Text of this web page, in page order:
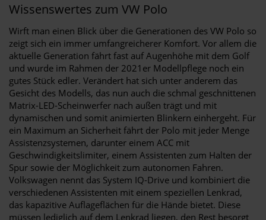
Wissenswertes zum VW Polo
Wirft man einen Blick über die Generationen des VW Polo so
zeigt sich ein immer umfangreicherer Komfort. Vor allem die
aktuelle Generation fährt fast auf Augenhöhe mit dem Golf
und wurde im Rahmen der 2021er Modellpflege noch ein
gutes Stück edler. Verändert hat sich unter anderem das
Gesicht des Modells, das nun auch die schmal geschnittenen
Matrix-LED-Scheinwerfer nach außen trägt und mit
dynamischen und somit animierten Blinkern einhergeht. Für
ein Maximum an Sicherheit fährt der Polo mit jeder Menge
Assistenzsystemen, darunter einem ACC mit
Geschwindigkeitslimiter, einem Assistenten zum Halten der
Spur sowie der Möglichkeit zum autonomen Fahren.
Volkswagen nennt das System IQ-Drive und kombiniert die
verschiedenen Assistenten mit einem speziellen Lenkrad,
das kapazitive Auflageflächen für die Hände bietet. Diese
müssen lediglich auf dem Lenkrad liegen, den Rest besorgt